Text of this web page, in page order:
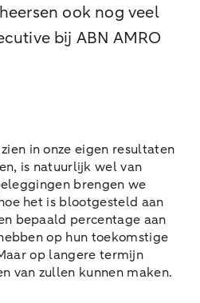
ook nog veel
bij ABN AMRO
in onze eigen resultaten
is natuurlijk wel van
brengen we
het is blootgesteld aan
bepaald percentage aan
op hun toekomstige
op langere termijn
van zullen kunnen maken.